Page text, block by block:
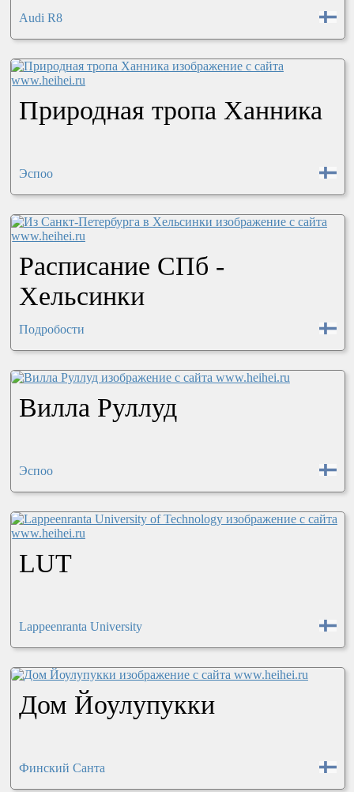
Audi R8
Природная тропа Ханника
Эспоо
Расписание СПб -
Хельсинки
Подробости
Вилла Руллуд
Эспоо
LUT
Lappeenranta University
Дом Йоулупукки
Финский Санта